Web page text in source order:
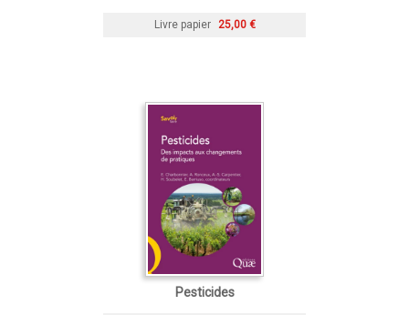
Livre papier 25,00 €
Pesticides